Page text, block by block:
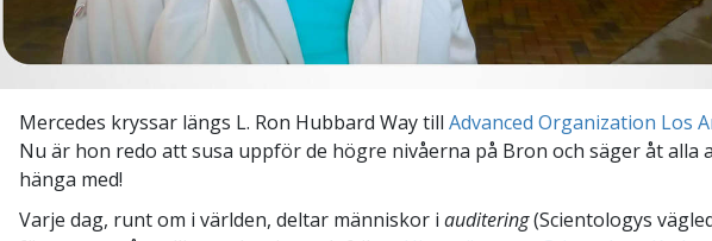
Mercedes kryssar längs L. Ron Hubbard Way till Advanced Organization Los
Nu är hon redo att susa uppför de högre nivåerna på Bron och säger åt alla
hänga med!
Varje dag, runt om i världen, deltar människor i auditering(Scientologys